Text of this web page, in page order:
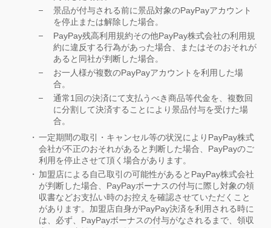
景品が付与される前に景品対象のPayPayアカウント
を停止または解除した場合。
PayPay残高利用規約その他PayPay株式会社の利用規
約に違反する行為があった場合、またはそのおそれが
あると同社が判断した場合。
お一人様が複数のPayPayアカウントを利用した場
合。
通常1回の決済にて支払うべき商品等代金を、複数回
に分割して決済することにより景品付与を受けた場
合。
一定期間の取引・キャンセル等の状況によりPayPay株式
会社が不正のおそれがあると判断した場合、PayPayのご
利用を停止させて頂く場合があります。
加盟店による自己取引の可能性があるとPayPay株式会社
が判断した場合、PayPayボーナスの付与に際し対象の領
収書などお支払い時のお控えを確認させていただくこと
があります。加盟店自身がPayPay決済を利用される時に
は、必ず、PayPayボーナスの付与がなされるまで、領収